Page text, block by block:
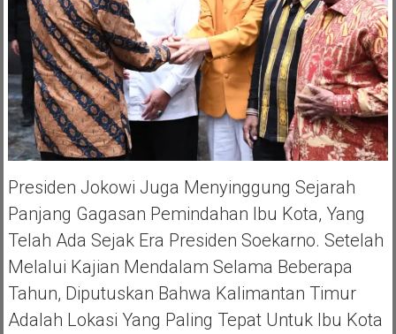
Presiden Jokowi Juga Menyinggung Sejarah
Panjang Gagasan Pemindahan Ibu Kota, Yang
Telah Ada Sejak Era Presiden Soekarno. Setelah
Melalui Kajian Mendalam Selama Beberapa
Tahun, Diputuskan Bahwa Kalimantan Timur
Adalah Lokasi Yang Paling Tepat Untuk Ibu Kota